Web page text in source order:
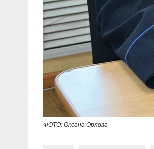
ФОТО: Оксана Орлова